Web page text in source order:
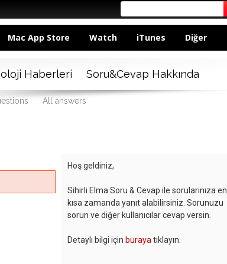
Mac App Store Watch iTunes Diğer
Haberleri Soru&Cevap Hakkında
All answers
Hoş geldiniz,
Sihirli Elma Soru & Cevap ile sorularınıza en
kısa zamanda yanıt alabilirsiniz. Sorunuzu
sorun ve diğer kullanıcılar cevap versin.
Detaylı bilgi için buraya tıklayın.